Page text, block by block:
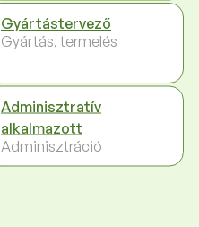
Gyártástervező
Gyártás, termelés
Adminisztratív
alkalmazott
Adminisztráció